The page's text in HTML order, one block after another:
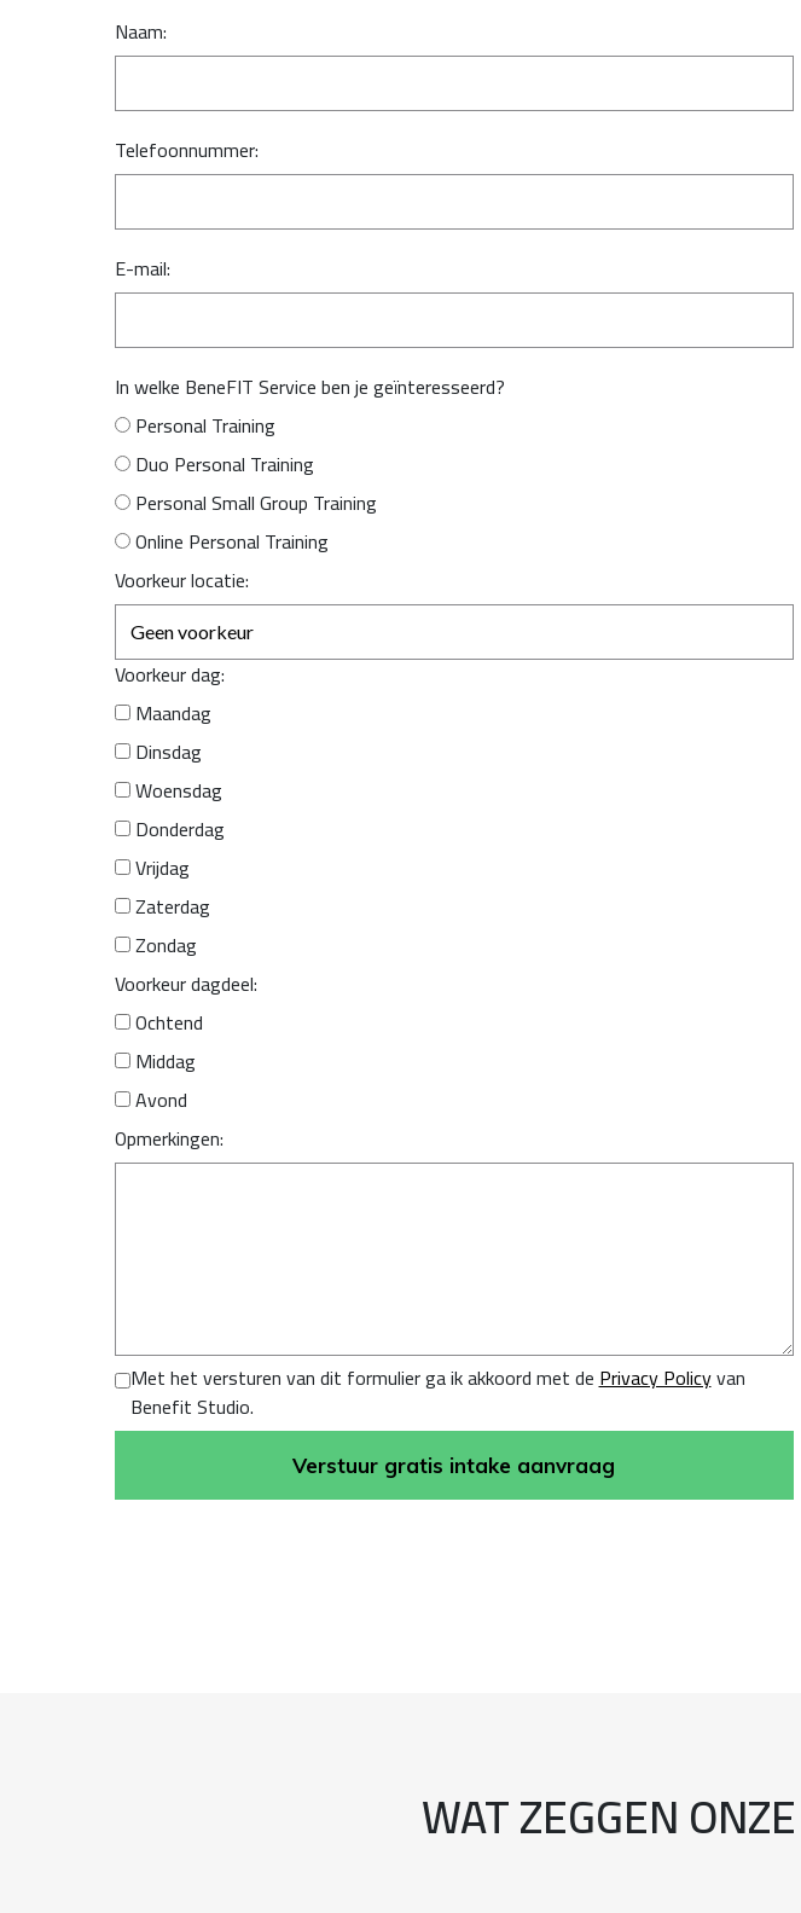
Naam:
Telefoonnummer:
E-mail:
In welke BeneFIT Service ben je geïnteresseerd?
Personal Training
Duo Personal Training
Personal Small Group Training
Online Personal Training
Voorkeur locatie:
Voorkeur dag:
Maandag
Dinsdag
Woensdag
Donderdag
Vrijdag
Zaterdag
Zondag
Voorkeur dagdeel:
Ochtend
Middag
Avond
Opmerkingen:
Met het versturen van dit formulier ga ik akkoord met dePrivacy Policyvan
Benefit Studio.
Verstuur gratis intake aanvraag
WAT ZEGGEN